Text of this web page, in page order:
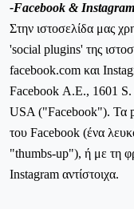
-Facebook & Instagram
Στην ιστοσελίδα μας
'social plugins' της
facebook.com και
Facebook Α.Ε., 1601 S.
USA ("Facebook"). Τα
του Facebook (ένα
"thumbs-up"), ή με τη
Instagram αντίστοιχα.